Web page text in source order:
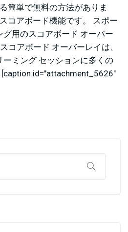
簡単で無料の方法がありま
コアボード機能です。 スポー
グ用のスコアボード オーバー
コアボード オーバーレイは、
ーミング セッションに多くの
id="attachment_5626"